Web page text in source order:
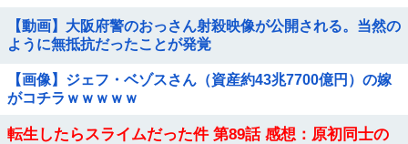
【動画】大阪府警のおっさん射殺映像が公開される。当然の
ように無抵抗だったことが発覚
【画像】ジェフ・ベゾスさん（資産約43兆7700億円）の嫁
がコチラｗｗｗｗｗ
転生したらスライムだった件 第89話 感想：原初同士の